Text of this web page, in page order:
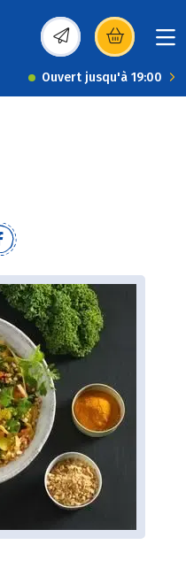
(s’ouvre dans une
Ouvert jusqu'à 19:00